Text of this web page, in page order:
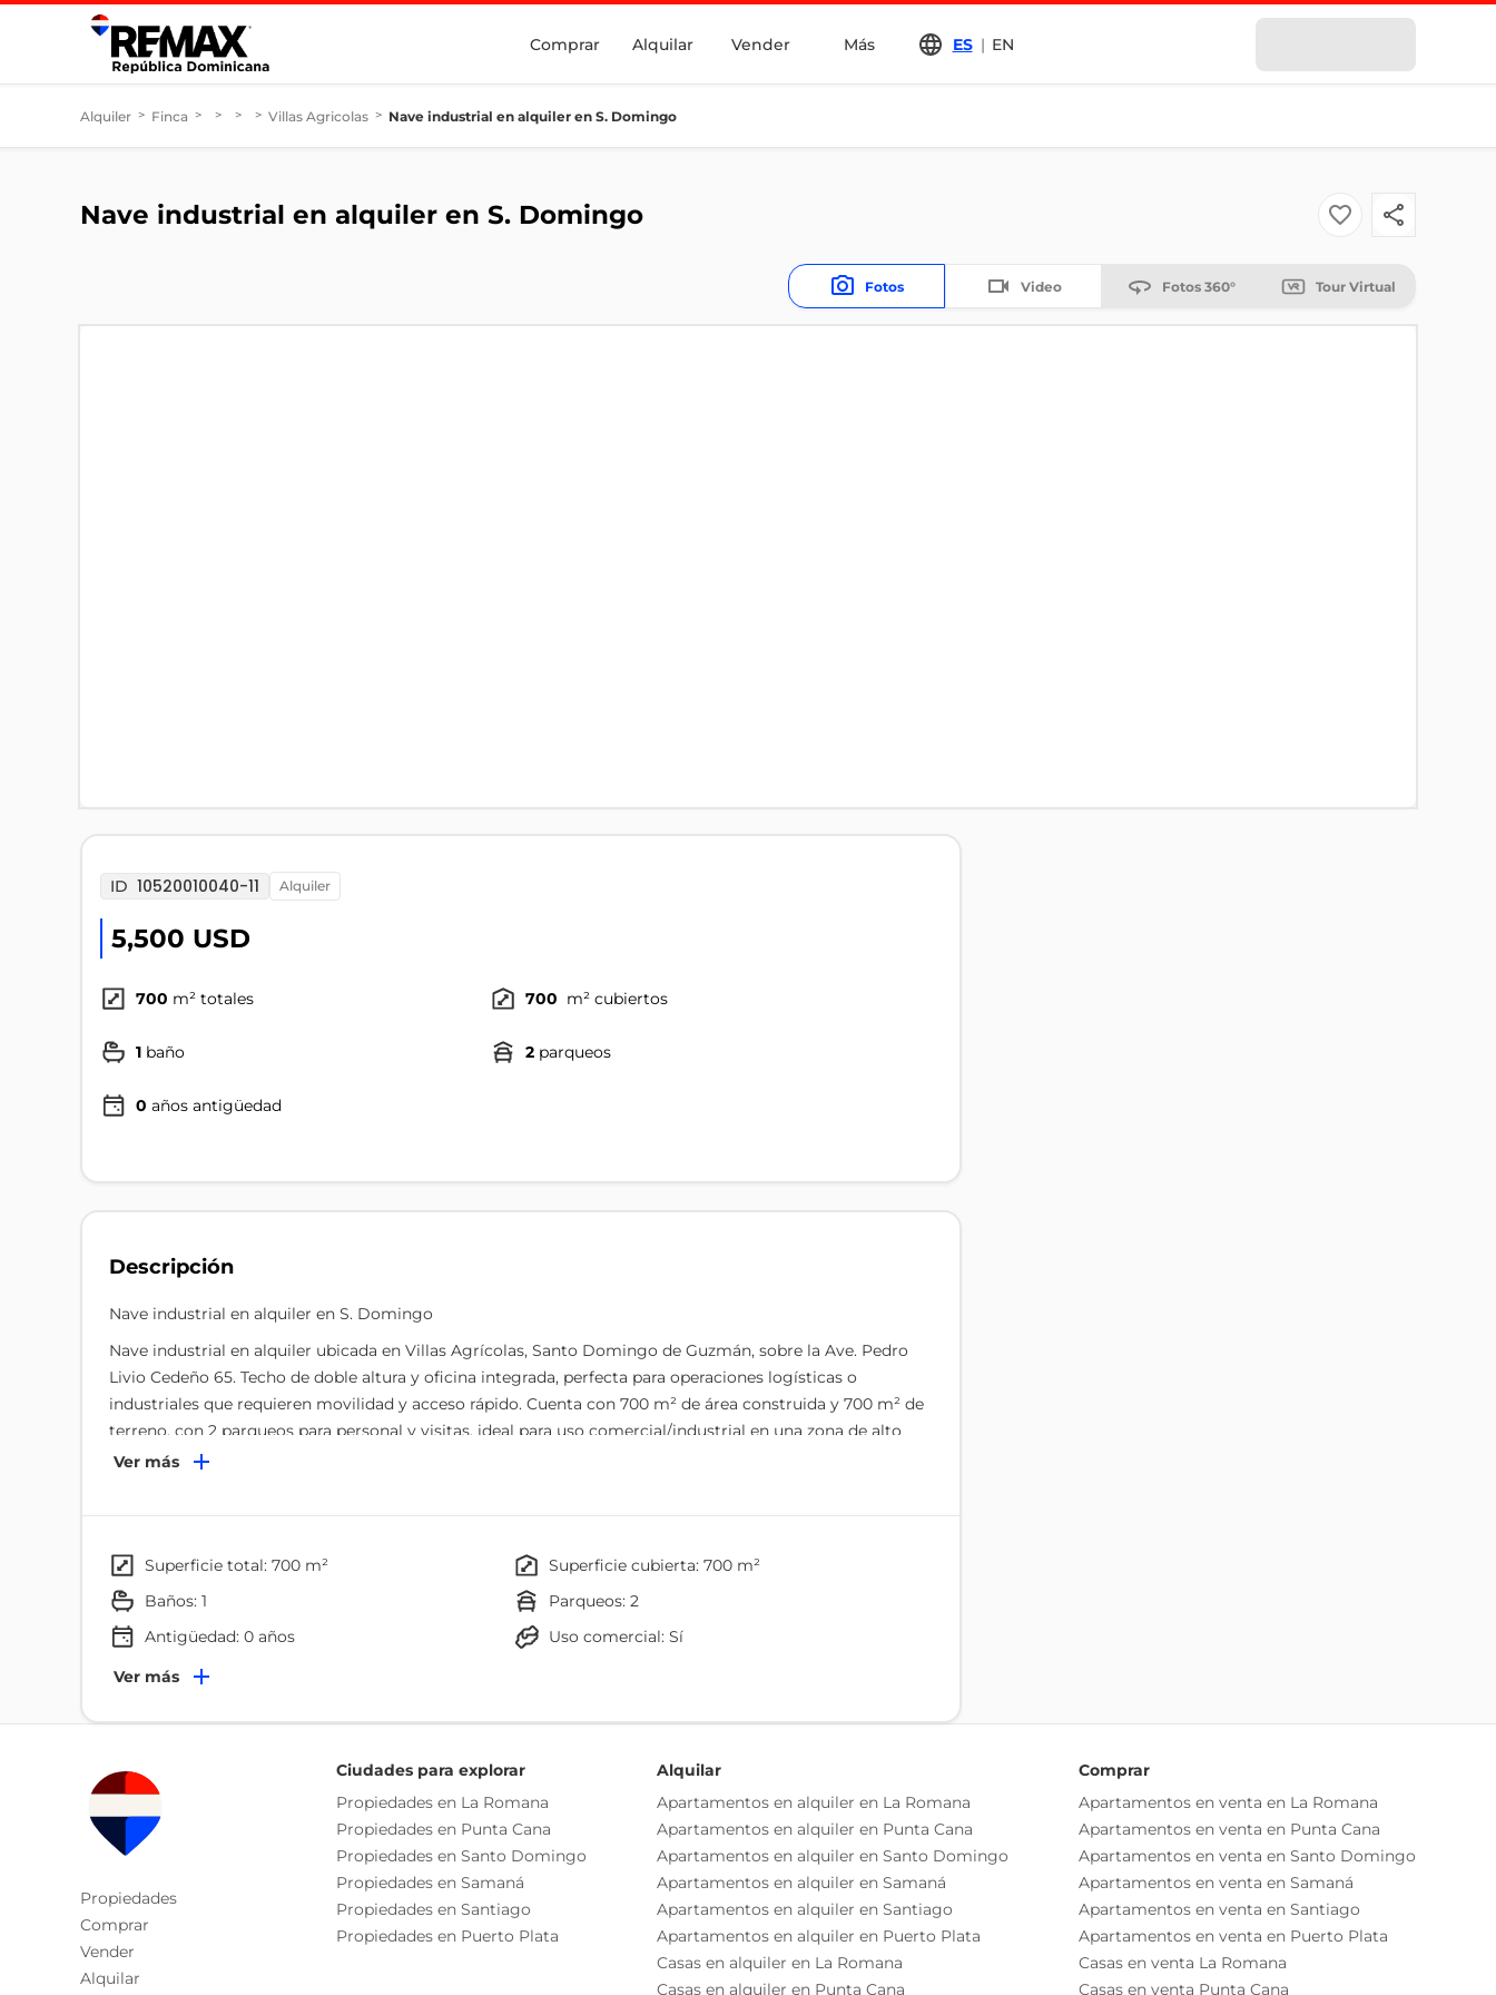
Comprar Alquilar Vender Más ES | EN
Alquiler > Finca > > > > Villas Agricolas > Nave industrial en alquiler en S. Domingo
Nave industrial en alquiler en S. Domingo
Fotos Video Fotos 360° Tour Virtual
ID 10520010040-11 alquiler
5,500 USD
700 m² totales 700 m² cubiertos
1 baño 2 parqueos
0 años antigüedad
Descripción
Nave industrial en alquiler en S. Domingo
Nave industrial en alquiler ubicada en Villas Agrícolas, Santo Domingo de Guzmán, sobre la Ave. Pedro
Livio Cedeño 65. Techo de doble altura y oficina integrada, perfecta para operaciones logísticas o
industriales que requieren movilidad y acceso rápido. Cuenta con 700 m² de área construida y 700 m² de
terreno, con 2 parqueos para personal y visitas, ideal para uso comercial/industrial en una zona de alto
tránsito. La propiedad ofrece un baño completo y una cisterna, con buenas conexiones de suministro. Su
camiones y vehículos de trabajo. Características destacadas 700 m² de área construidaTecho a doble
Avenida Pedro Livio CedeñoZona de alto tránsito en Villas AgrícolasFacilidad para operaciones logísticas
y distribución
Ver más
superficie total: 700 m²
superficie cubierta: 700 m²
baños: 1
parqueos: 2
Antigüedad: 0 años Uso comercial: Sí
Ambientes
Oficina Baño
Ver más
Propiedades
Comprar
Vender
Alquilar
Ciudades para explorar
Propiedades en La Romana
Propiedades en Punta Cana
Propiedades en Santo Domingo
Propiedades en Samaná
Propiedades en Santiago
Propiedades en Puerto Plata
Alquilar
Apartamentos en alquiler en La Romana
Apartamentos en alquiler en Punta Cana
Apartamentos en alquiler en Santo Domingo
Apartamentos en alquiler en Samaná
Apartamentos en alquiler en Santiago
Apartamentos en alquiler en Puerto Plata
Casas en alquiler en La Romana
Casas en alquiler en Punta Cana
Comprar
Apartamentos en venta en La Romana
Apartamentos en venta en Punta Cana
Apartamentos en venta en Santo Domingo
Apartamentos en venta en Samaná
Apartamentos en venta en Santiago
Apartamentos en venta en Puerto Plata
Casas en venta La Romana
Casas en venta Punta Cana